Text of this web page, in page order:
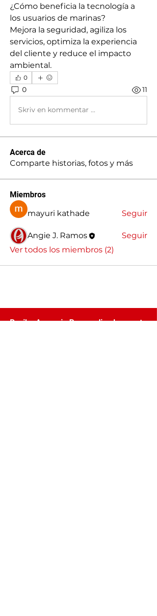
¿Cómo beneficia la tecnología a
los usuarios de marinas?
Mejora la seguridad, agiliza los
servicios, optimiza la experiencia
del cliente y reduce el impacto
ambiental.
0
0 11
Skriv en kommentar …
Acerca de
Comparte historias, fotos y más
Miembros
mayuri kathade
Seguir
Angie J. Ramos
Seguir
Ver todos los miembros (2)
Recibe Asesoria Personalizada para tu